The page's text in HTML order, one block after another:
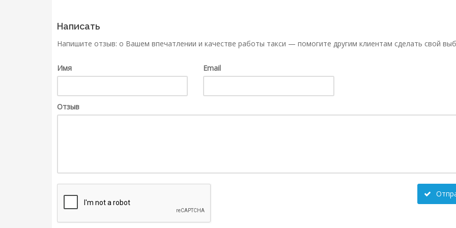
Написать
Напишите отзыв: о Вашем впечатлении и качестве работы такси — помогите другим клиентам сделать свой
Имя Email
Отзыв